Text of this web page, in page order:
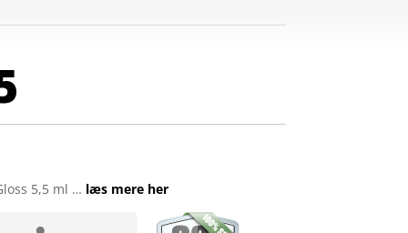
5,5 ml … læs mere her